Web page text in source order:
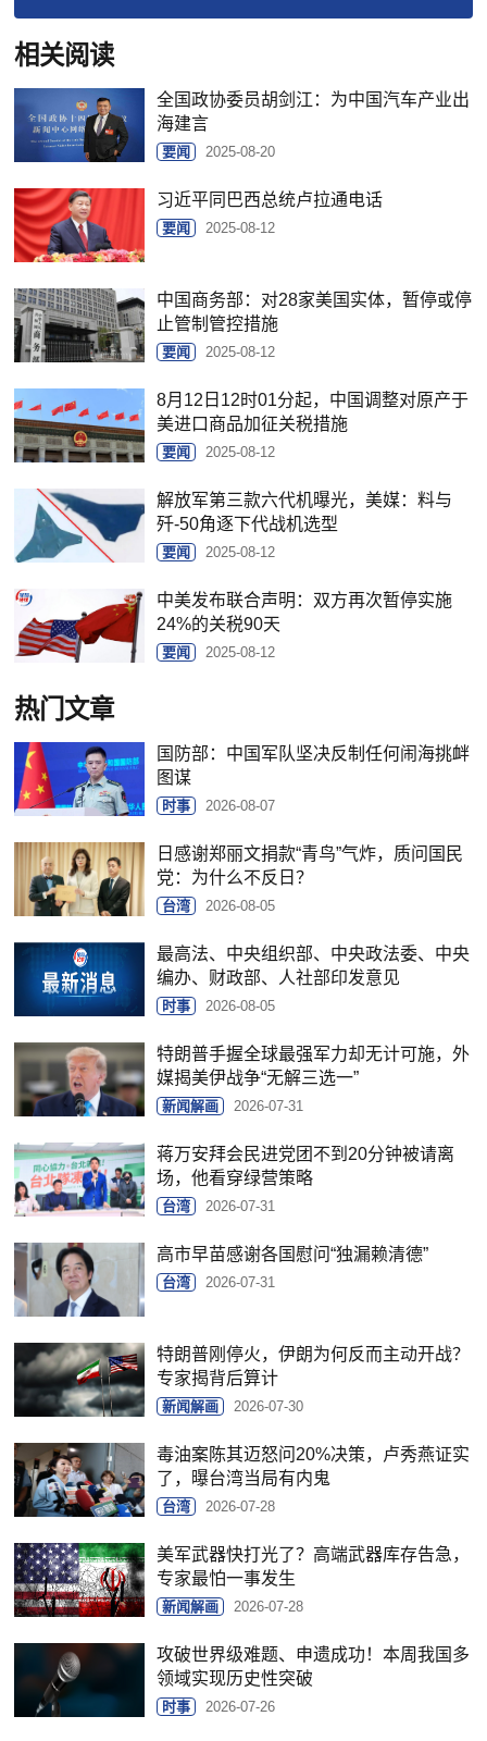
相关阅读
全国政协委员胡剑江：为中国汽车产业出
海建言
要闻 2025-08-20
习近平同巴西总统卢拉通电话
要闻 2025-08-12
中国商务部：对28家美国实体，暂停或停
止管制管控措施
要闻 2025-08-12
8月12日12时01分起，中国调整对原产于
美进口商品加征关税措施
要闻 2025-08-12
解放军第三款六代机曝光，美媒：料与
歼-50角逐下代战机选型
要闻 2025-08-12
中美发布联合声明：双方再次暂停实施
24%的关税90天
要闻 2025-08-12
热门文章
国防部：中国军队坚决反制任何闹海挑衅
图谋
时事 2026-08-07
日感谢郑丽文捐款“青鸟”气炸，质问国民
党：为什么不反日？
台湾 2026-08-05
最高法、中央组织部、中央政法委、中央
编办、财政部、人社部印发意见
时事 2026-08-05
特朗普手握全球最强军力却无计可施，外
媒揭美伊战争“无解三选一”
新闻解画 2026-07-31
蒋万安拜会民进党团不到20分钟被请离
场，他看穿绿营策略
台湾 2026-07-31
高市早苗感谢各国慰问“独漏赖清德”
台湾 2026-07-31
特朗普刚停火，伊朗为何反而主动开战？
专家揭背后算计
新闻解画 2026-07-30
毒油案陈其迈怒问20%决策，卢秀燕证实
了，曝台湾当局有内鬼
台湾 2026-07-28
美军武器快打光了？高端武器库存告急，
专家最怕一事发生
新闻解画 2026-07-28
攻破世界级难题、申遗成功！本周我国多
领域实现历史性突破
时事 2026-07-26